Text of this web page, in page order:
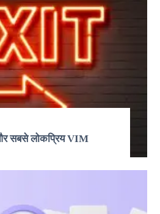
सबसे लोकप्रिय VIM